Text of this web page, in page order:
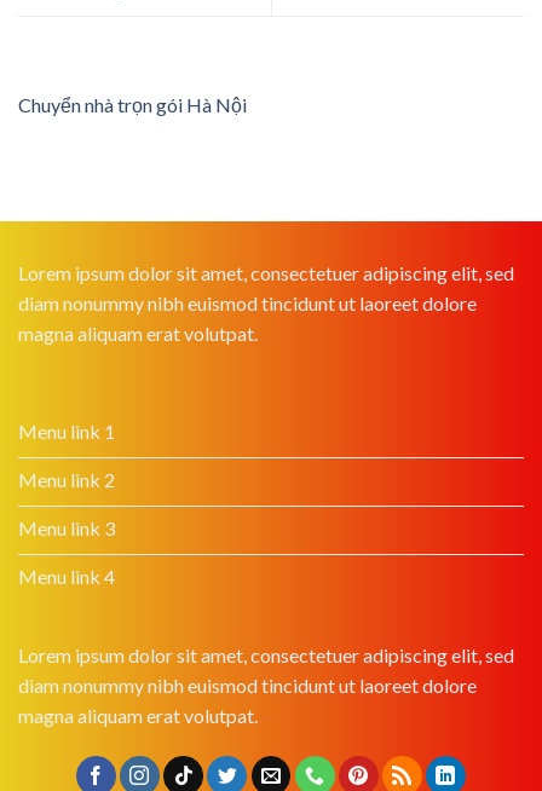
Chuyển nhà trọn gói Hà Nội
Lorem ipsum dolor sit amet, consectetuer adipiscing elit, sed
diam nonummy nibh euismod tincidunt ut laoreet dolore
magna aliquam erat volutpat.
Menu link 1
Menu link 2
Menu link 3
Menu link 4
Lorem ipsum dolor sit amet, consectetuer adipiscing elit, sed
diam nonummy nibh euismod tincidunt ut laoreet dolore
magna aliquam erat volutpat.